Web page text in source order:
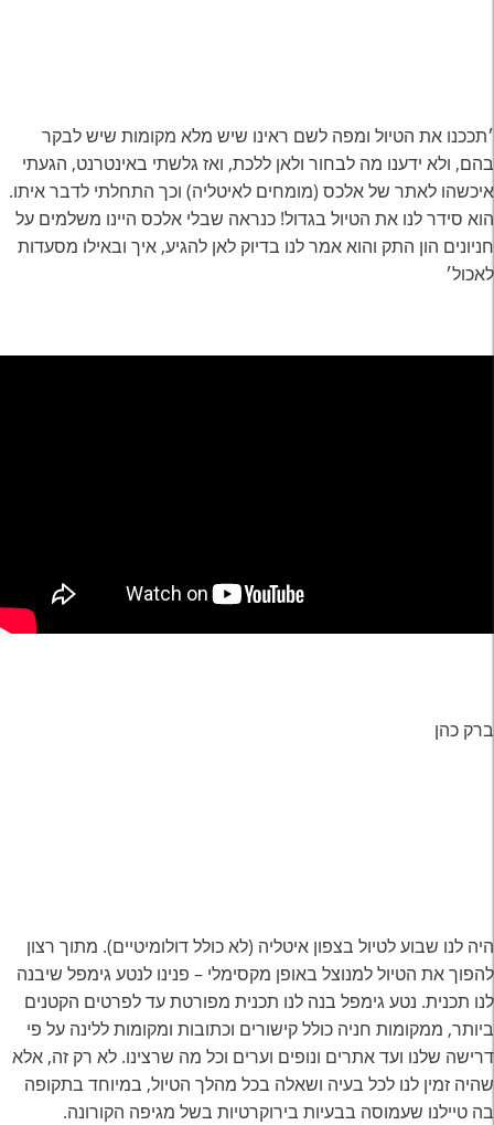
׳תככנו את הטיול ומפה לשם ראינו שיש מלא מקומות שיש לבקר
בהם, ולא ידענו מה לבחור ולאן ללכת, ואז גלשתי באינטרנט, הגעתי
איכשהו לאתר של אלכס (מומחים לאיטליה) וכך התחלתי לדבר איתו.
הוא סידר לנו את הטיול בגדול! כנראה שבלי אלכס היינו משלמים על
חניונים הון התק והוא אמר לנו בדיוק לאן להגיע, איך ובאילו מסעדות
לאכול׳
ברק כהן
היה לנו שבוע לטיול בצפון איטליה (לא כולל דולומיטיים). מתוך רצון
להפוך את הטיול למנוצל באופן מקסימלי – פנינו לנטע גימפל שיבנה
לנו תכנית. נטע גימפל בנה לנו תכנית מפורטת עד לפרטים הקטנים
ביותר, ממקומות חניה כולל קישורים וכתובות ומקומות ללינה על פי
דרישה שלנו ועד אתרים ונופים וערים וכל מה שרצינו. לא רק זה, אלא
שהיה זמין לנו לכל בעיה ושאלה בכל מהלך הטיול, במיוחד בתקופה
בה טיילנו שעמוסה בבעיות בירוקרטיות בשל מגיפה הקורונה.